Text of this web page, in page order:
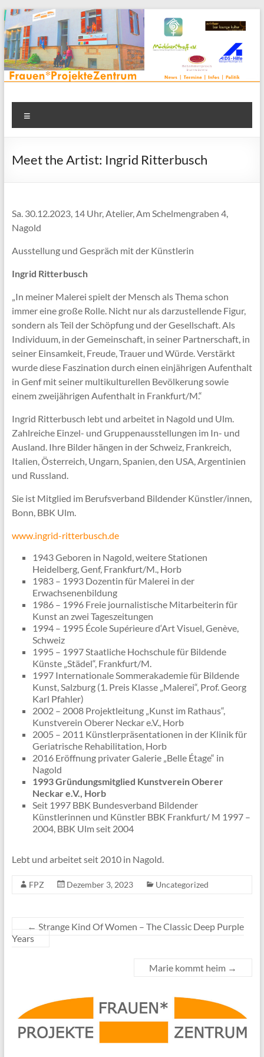
Zum
Inhalt
springen
Frauenprojektehaus wird
FrauenProjekteZentrum
Frauen* | Mädchen* | Projekte | Beratung | Veranstaltungen |
in einem Zentrum | Räume für alle | Projektarbeit | Begegnung
Meet the Artist: Ingrid Ritterbusch
Sa. 30.12.2023, 14 Uhr, Atelier, Am Schelmengraben 4,
Nagold
Ausstellung und Gespräch mit der Künstlerin
Ingrid Ritterbusch
„In meiner Malerei spielt der Mensch als Thema schon
immer eine große Rolle. Nicht nur als darzustellende Figur,
sondern als Teil der Schöpfung und der Gesellschaft. Als
Individuum, in der Gemeinschaft, in seiner Partnerschaft, in
seiner Einsamkeit, Freude, Trauer und Würde. Verstärkt
wurde diese Faszination durch einen einjährigen Aufenthalt
in Genf mit seiner multikulturellen Bevölkerung sowie
einem zweijährigen Aufenthalt in Frankfurt/M.“
Ingrid Ritterbusch lebt und arbeitet in Nagold und Ulm.
Zahlreiche Einzel- und Gruppenausstellungen im In- und
Ausland. Ihre Bilder hängen in der Schweiz, Frankreich,
Italien, Österreich, Ungarn, Spanien, den USA, Argentinien
und Russland.
Sie ist Mitglied im Berufsverband Bildender Künstler/innen,
Bonn, BBK Ulm.
www.ingrid-ritterbusch.de
1943 Geboren in Nagold, weitere Stationen
Heidelberg, Genf, Frankfurt/M., Horb
1983 – 1993 Dozentin für Malerei in der
Erwachsenenbildung
1986 – 1996 Freie journalistische Mitarbeiterin für
Kunst an zwei Tageszeitungen
1994 – 1995 École Supérieure d‘Art Visuel, Genève,
Schweiz
1995 – 1997 Staatliche Hochschule für Bildende
Künste „Städel“, Frankfurt/M.
1997 Internationale Sommerakademie für Bildende
Kunst, Salzburg (1. Preis Klasse „Malerei“, Prof. Georg
Karl Pfahler)
2002 – 2008 Projektleitung „Kunst im Rathaus“,
Kunstverein Oberer Neckar e.V., Horb
2005 – 2011 Künstlerpräsentationen in der Klinik für
Geriatrische Rehabilitation, Horb
2016 Eröffnung privater Galerie „Belle Étage“ in
Nagold
1993Gründungsmitglied Kunstverein Oberer
Neckar e.V., Horb
Seit 1997 BBK Bundesverband Bildender
Künstlerinnen und Künstler BBK Frankfurt/ M 1997 –
2004, BBK Ulm seit 2004
Lebt und arbeitet seit 2010 in Nagold.
FPZ Dezember 3, 2023 Uncategorized
← Strange Kind Of Women – The Classic Deep Purple
Years
Marie kommt heim →